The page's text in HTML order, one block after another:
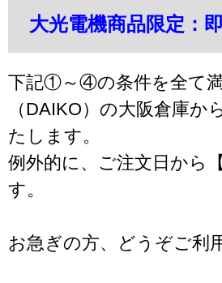
大光電機商品限定：
下記①～④の条件を全て
（DAIKO）の大阪倉庫
たします。
例外的に、ご注文日から
す。
お急ぎの方、どうぞご利